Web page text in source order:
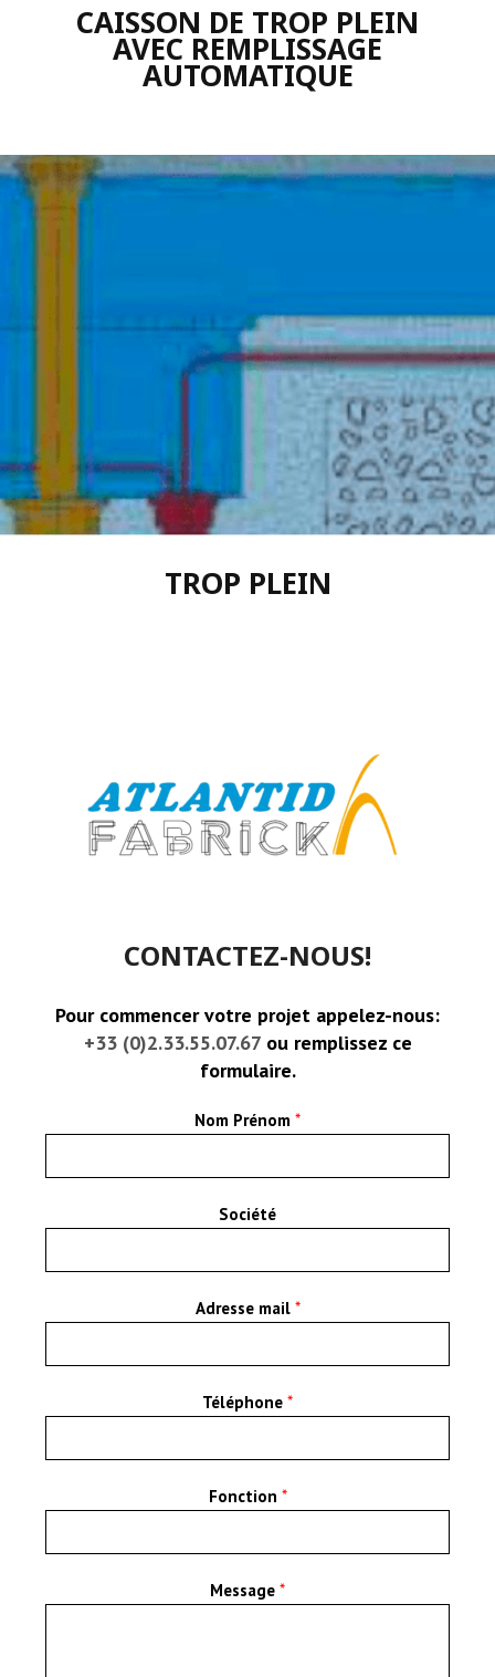
CAISSON DE TROP PLEIN
AVEC REMPLISSAGE
AUTOMATIQUE
TROP PLEIN
CONTACTEZ-NOUS!
Pour commencer votre projet appelez-nous:
+33 (0)2.33.55.07.67ou remplissez ce
formulaire.
Nom Prénom *
Société
Adresse mail *
Téléphone *
Fonction *
Message *